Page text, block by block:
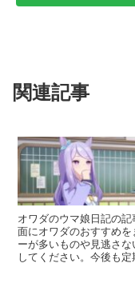
関連記事
オワダのウマ娘日記の
面にオワダのおすすめ
ーが多いものや見逃さ
してください。今後も定